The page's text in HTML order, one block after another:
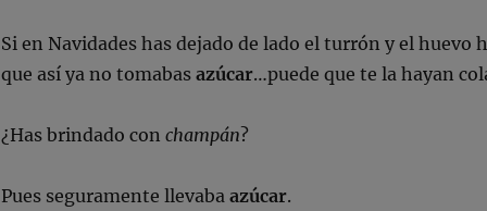
Si en Navidades has dejado de lado el turrón y el huevo
que así ya no tomabasazúcar…puede que te la hayan
¿Has brindado conchampán?
Pues seguramente llevabaazúcar.